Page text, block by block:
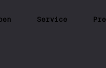
Puppen Service